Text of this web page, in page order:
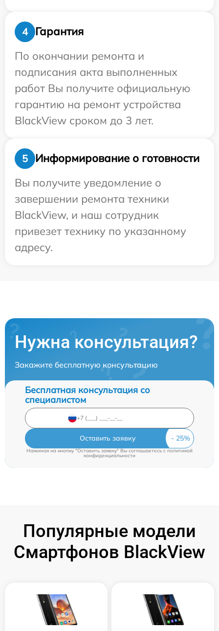
4
Гарантия
По окончании ремонта и
подписания акта выполненных
работ Вы получите официальную
гарантию на ремонт устройства
BlackView сроком до 3 лет.
5
Информирование о готовности
Вы получите уведомление о
завершении ремонта техники
BlackView, и наш сотрудник
привезет технику по указанному
адресу.
Нужна консультация?
Закажите бесплатную консультацию
Бесплатная консультация со
специалистом
Оставить заявку
Нажимая на кнопку "Оставить заявку" Вы соглашаетесь cполитикой
конфиденциальности
Популярные модели
Смартфонов BlackView